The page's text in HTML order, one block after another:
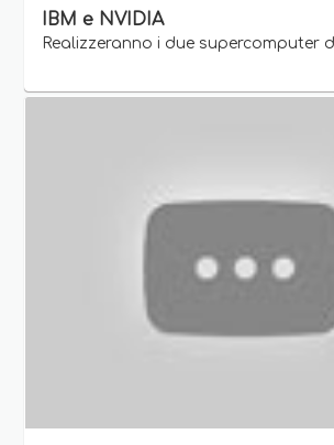
IBM e NVIDIA
Realizzeranno i due supercomputer